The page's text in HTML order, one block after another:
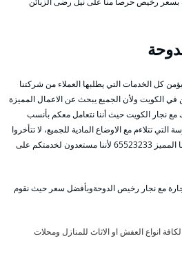
كل الخدمات التي يطلبها العملاء من شركتنا
في الكويت ولأن الجميع يبحث عن الاعمال المميزة
مع نجار الكويت حيث أننا نتعامل معكم بأنسب
تتلاءم مع الاوضاع المادية للجميع، لا تتأخروا
عن طلبنا في اي وقت من خلال رقمنا المميز 65523233 لأننا مستعدون لخدمتكم على
مع نجار رخيص الدوحةوبأفضل سعر حيث نقوم
انواع العفش او الاثاث للمنازل ومحلات